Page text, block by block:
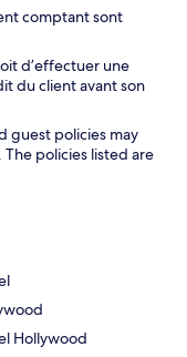
comptant sont
d’effectuer une
du client avant son
guest policies may
policies listed are
Hollywood